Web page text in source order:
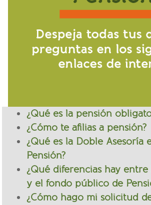
¿Qué es la pensión
¿Cómo te afilias a pensión?
¿Qué es la Doble Asesoría
Pensión?
¿Qué diferencias hay
y el fondo público de
¿Cómo hago mi solicitud